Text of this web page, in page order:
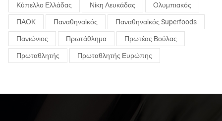
Κύπελλο Ελλάδας Νίκη Λευκάδας Ολυμπιακός
ΠΑΟΚ Παναθηναϊκός Παναθηναϊκός Superfoods
Πανιώνιος Πρωτάθλημα Πρωτέας Βούλας
Πρωταθλητής Πρωταθλητής Ευρώπης